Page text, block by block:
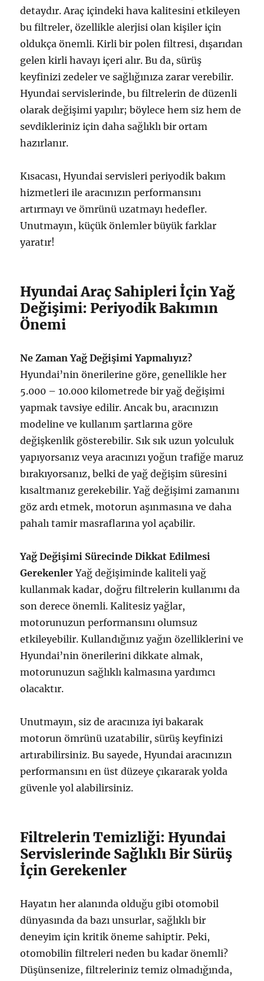
detaydır. Araç içindeki hava kalitesini etkileyen
bu filtreler, özellikle alerjisi olan kişiler için
oldukça önemli. Kirli bir polen filtresi, dışarıdan
gelen kirli havayı içeri alır. Bu da, sürüş
keyfinizi zedeler ve sağlığınıza zarar verebilir.
Hyundai servislerinde, bu filtrelerin de düzenli
olarak değişimi yapılır; böylece hem siz hem de
sevdikleriniz için daha sağlıklı bir ortam
hazırlanır.
Kısacası, Hyundai servisleri periyodik bakım
hizmetleri ile aracınızın performansını
artırmayı ve ömrünü uzatmayı hedefler.
Unutmayın, küçük önlemler büyük farklar
yaratır!
Hyundai Araç Sahipleri İçin Yağ
Değişimi: Periyodik Bakımın
Önemi
Ne Zaman Yağ Değişimi Yapmalıyız?
Hyundai’nin önerilerine göre, genellikle her
5.000 – 10.000 kilometrede bir yağ değişimi
yapmak tavsiye edilir. Ancak bu, aracınızın
modeline ve kullanım şartlarına göre
değişkenlik gösterebilir. Sık sık uzun yolculuk
yapıyorsanız veya aracınızı yoğun trafiğe maruz
bırakıyorsanız, belki de yağ değişim süresini
kısaltmanız gerekebilir. Yağ değişimi zamanını
göz ardı etmek, motorun aşınmasına ve daha
pahalı tamir masraflarına yol açabilir.
Yağ Değişimi Sürecinde Dikkat Edilmesi
GerekenlerYağ değişiminde kaliteli yağ
kullanmak kadar, doğru filtrelerin kullanımı da
son derece önemli. Kalitesiz yağlar,
motorunuzun performansını olumsuz
etkileyebilir. Kullandığınız yağın özelliklerini ve
Hyundai’nin önerilerini dikkate almak,
motorunuzun sağlıklı kalmasına yardımcı
olacaktır.
Unutmayın, siz de aracınıza iyi bakarak
motorun ömrünü uzatabilir, sürüş keyfinizi
artırabilirsiniz. Bu sayede, Hyundai aracınızın
performansını en üst düzeye çıkararak yolda
güvenle yol alabilirsiniz.
Filtrelerin Temizliği: Hyundai
Servislerinde Sağlıklı Bir Sürüş
İçin Gerekenler
Hayatın her alanında olduğu gibi otomobil
dünyasında da bazı unsurlar, sağlıklı bir
deneyim için kritik öneme sahiptir. Peki,
otomobilin filtreleri neden bu kadar önemli?
Düşünsenize, filtreleriniz temiz olmadığında,